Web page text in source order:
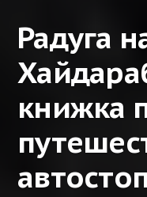
Радуга
книжка